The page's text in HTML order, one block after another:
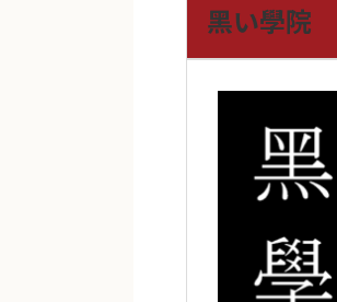
黑い學院